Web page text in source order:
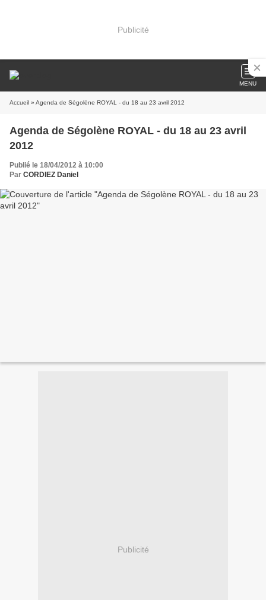
Publicité
MENU
Accueil » Agenda de Ségolène ROYAL - du 18 au 23 avril 2012
Agenda de Ségolène ROYAL - du 18 au 23 avril
2012
Publié le 18/04/2012 à 10:00
Par CORDIEZ Daniel
Publicité